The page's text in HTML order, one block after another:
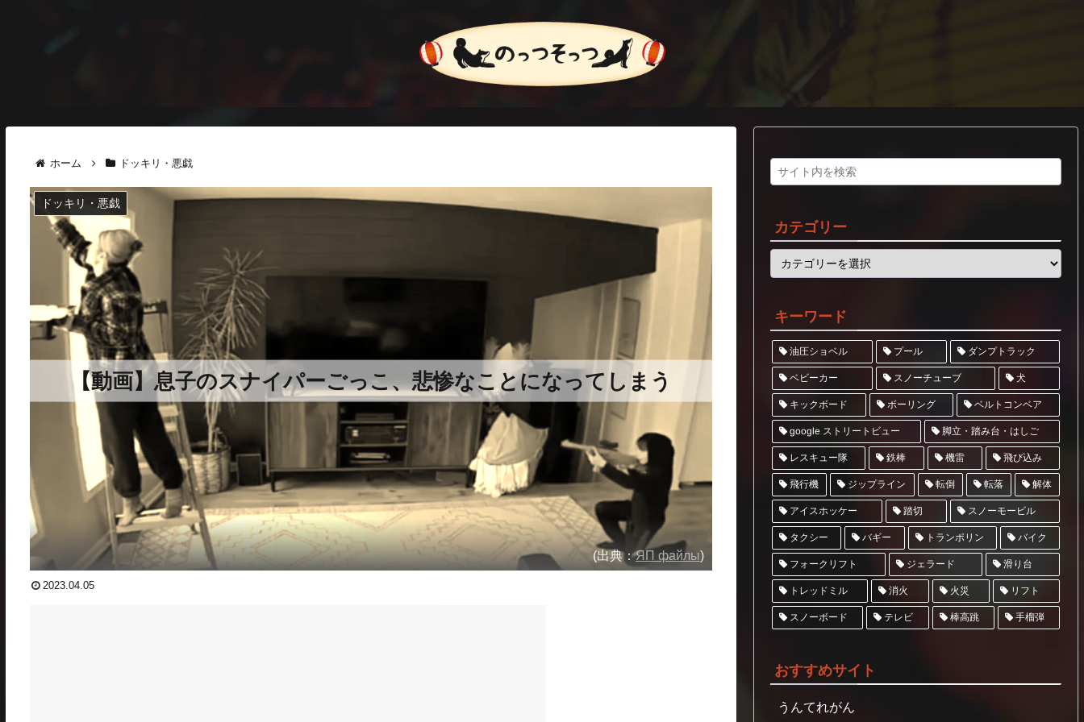
ホーム ドッキリ・悪戯
【動画】息子のスナイパーごっこ、悲惨なことになってしまう
ドッキリ・悪戯
(出典：ЯП файлы)
2023.04.05
カテゴリー
キーワード
油圧ショベル プール ダンプトラック
ベビーカー スノーチューブ 犬
キックボード ボーリング ベルトコンベア
google ストリートビュー 脚立・踏み台・はしご
レスキュー隊 鉄棒 機雷 飛び込み
飛行機 ジップライン 転倒 転落 解体
アイスホッケー 踏切 スノーモービル
タクシー バギー トランポリン バイク
フォークリフト ジェラード 滑り台
トレッドミル 消火 火災 リフト
スノーボード テレビ 棒高跳 手榴弾
おすすめサイト
うんてれがん